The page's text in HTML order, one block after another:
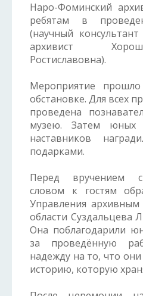
Наро-Фоминский
ребятам в
(научный
архивист
Ростиславовна).
Мероприятие
обстановке. Для всех
проведена
музею. Затем юных
наставников
подарками.
Перед вручением
словом к гостям
Управления
области Суздальцева
Она поблагодарили
за проведённую
надежду на то, что
историю, которую